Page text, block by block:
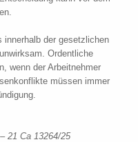
innerhalb der gesetzlichen
Ordentliche
wenn der Arbeitnehmer
müssen immer
21 Ca 13264/25